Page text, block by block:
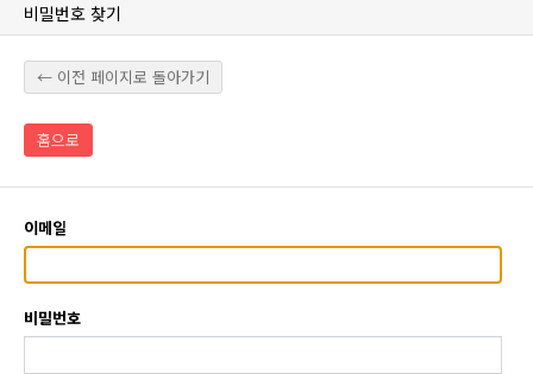
비밀번호 찾기
← 이전 페이지로 돌아가기
홈으로
이메일
비밀번호